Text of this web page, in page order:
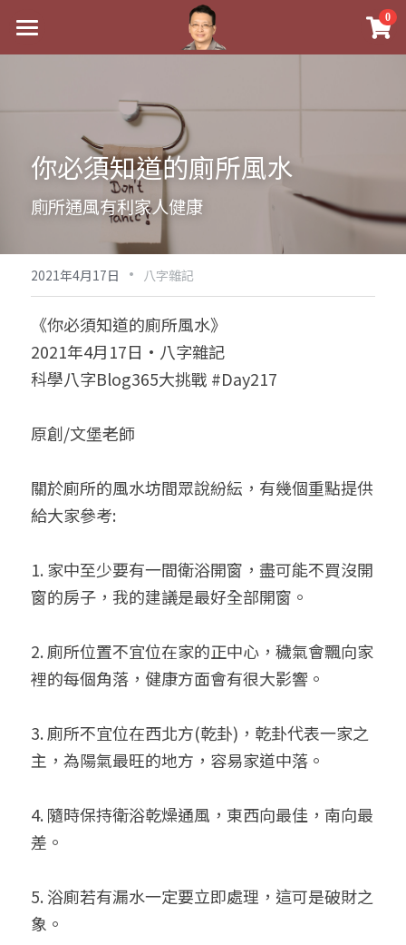
0
最新消息
實體經營
祖傳命理
手工印鑑
後天派陽宅
黃金會員專區
八字雜記
心靈成長
站長精選
臉書生活
好書推廌
試閱專區
Podcast聽書
團隊訓練營
陽宅視頻
線上直播
自我挑戰
線上學苑
八字初階班1
八字進階班
八字中階班
八字高階班
五人實戰班
五行計算初階班
五行計算高階班
團隊訓練營
命理商城
《十神高階實戰錄》完整典藏版
科學八字推理PDF
八字批命
小兒命名
科學八字推理1
科學八字推理2
科學八字推理3
科學八字輕鬆學
輕鬆學會科學八字推理
與我預約
批命預約
上課預約
常見問題
登錄/註冊
搜索
繁體中文
support@p8zicourse.com
五行八字線上班
你必須知道的廁所風水
廁所通風有利家人健康
2021年4月17日 · 八字雜記
《你必須知道的廁所風水》
2021年4月17日·八字雜記
科學八字Blog365大挑戰 #Day217
原創/文堡老師
關於廁所的風水坊間眾說紛紜，有幾個重點提供
給大家參考:
1. 家中至少要有一間衛浴開窗，盡可能不買沒開
窗的房子，我的建議是最好全部開窗。
2. 廁所位置不宜位在家的正中心，穢氣會飄向家
裡的每個角落，健康方面會有很大影響。
3. 廁所不宜位在西北方(乾卦)，乾卦代表一家之
主，為陽氣最旺的地方，容易家道中落。
4. 隨時保持衛浴乾燥通風，東西向最佳，南向最
差。
5. 浴廁若有漏水一定要立即處理，這可是破財之
象。
×
商品分類
科學八字推理PDF
《十神高階實戰錄》完整典藏版
1美元超值PDF
Podcast聽書
八字線上批命
小兒命名